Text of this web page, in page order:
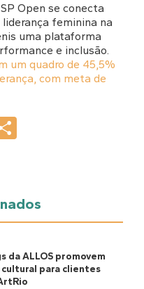
Open se conecta
feminina na
uma plataforma
e inclusão.
um quadro de 45,5%
com meta de
da ALLOS promovem
cultural para clientes